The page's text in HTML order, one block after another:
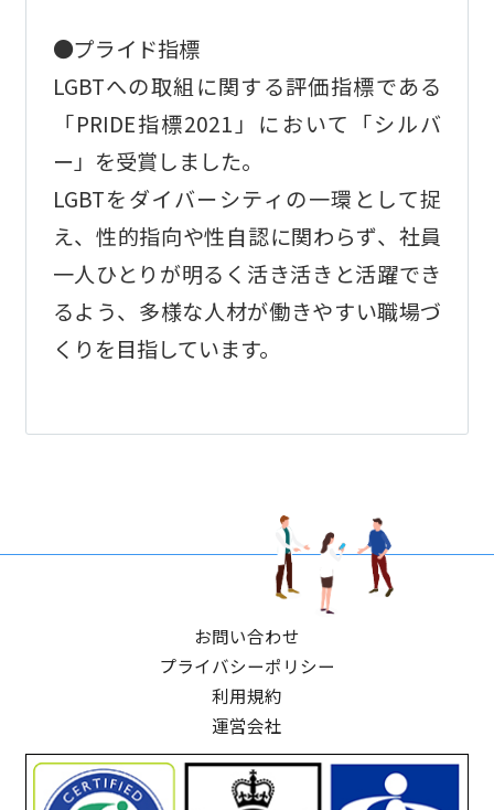
●プライド指標
LGBTへの取組に関する評価指標である
「PRIDE指標2021」において「シルバ
ー」を受賞しました。
LGBTをダイバーシティの一環として捉
え、性的指向や性自認に関わらず、社員
一人ひとりが明るく活き活きと活躍でき
るよう、多様な人材が働きやすい職場づ
くりを目指しています。
お問い合わせ
プライバシーポリシー
利用規約
運営会社